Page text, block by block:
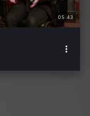
05:43